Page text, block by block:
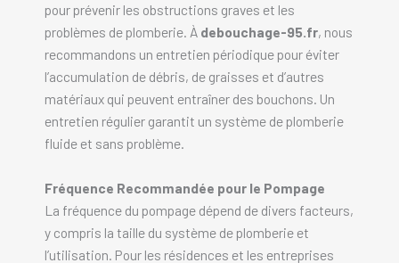
pour prévenir les obstructions graves et les
problèmes de plomberie. À debouchage-95.fr, nous
recommandons un entretien périodique pour éviter
l’accumulation de débris, de graisses et d’autres
matériaux qui peuvent entraîner des bouchons. Un
entretien régulier garantit un système de plomberie
fluide et sans problème.
Fréquence Recommandée pour le Pompage
La fréquence du pompage dépend de divers facteurs,
y compris la taille du système de plomberie et
l’utilisation. Pour les résidences et les entreprises